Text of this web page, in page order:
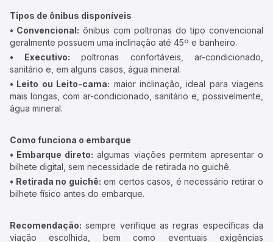
Tipos de ônibus disponíveis
• Convencional: ônibus com poltronas do tipo convencional
geralmente possuem uma inclinação até 45º e banheiro.
• Executivo: poltronas confortáveis, ar-condicionado,
sanitário e, em alguns casos, água mineral.
• Leito ou Leito-cama: maior inclinação, ideal para viagens
mais longas, com ar-condicionado, sanitário e, possivelmente,
água mineral.
Como funciona o embarque
• Embarque direto: algumas viações permitem apresentar o
bilhete digital, sem necessidade de retirada no guichê.
• Retirada no guichê: em certos casos, é necessário retirar o
bilhete físico antes do embarque.
Recomendação: sempre verifique as regras específicas da
viação escolhida, bem como eventuais exigências